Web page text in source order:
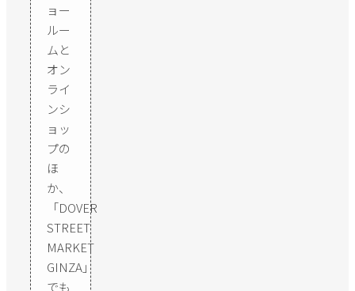
ョー
ルー
ムと
オン
ライ
ンシ
ョッ
プの
ほ
か、
「DOVER
STREET
MARKET
GINZA」
でも